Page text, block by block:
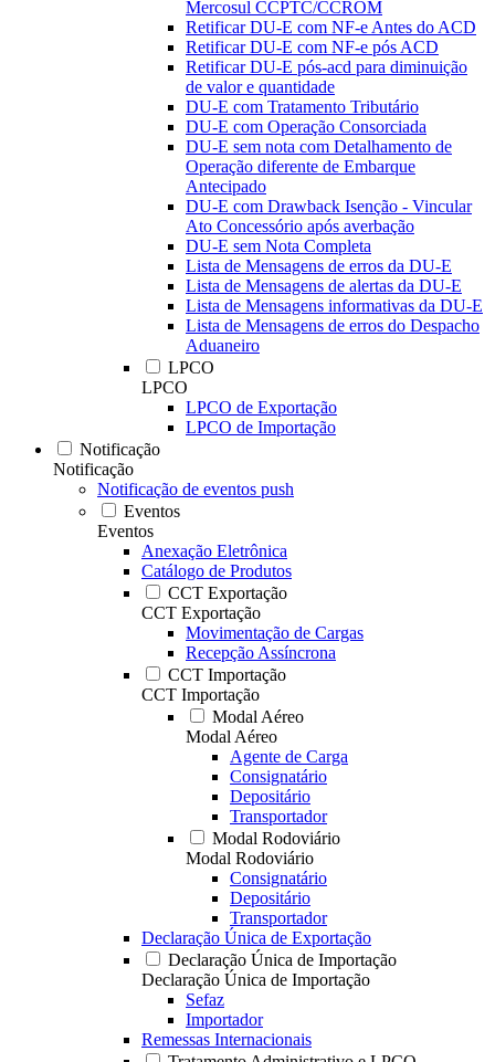
Mercosul CCPTC/CCROM
Retificar DU-E com NF-e Antes do ACD
Retificar DU-E com NF-e pós ACD
Retificar DU-E pós-acd para diminuição
de valor e quantidade
DU-E com Tratamento Tributário
DU-E com Operação Consorciada
DU-E sem nota com Detalhamento de
Operação diferente de Embarque
Antecipado
DU-E com Drawback Isenção - Vincular
Ato Concessório após averbação
DU-E sem Nota Completa
Lista de Mensagens de erros da DU-E
Lista de Mensagens de alertas da DU-E
Lista de Mensagens informativas da DU-E
Lista de Mensagens de erros do Despacho
Aduaneiro
LPCO
LPCO
LPCO de Exportação
LPCO de Importação
Notificação
Notificação
Notificação de eventos push
Eventos
Eventos
Anexação Eletrônica
Catálogo de Produtos
CCT Exportação
CCT Exportação
Movimentação de Cargas
Recepção Assíncrona
CCT Importação
CCT Importação
Modal Aéreo
Modal Aéreo
Agente de Carga
Consignatário
Depositário
Transportador
Modal Rodoviário
Modal Rodoviário
Consignatário
Depositário
Transportador
Declaração Única de Exportação
Declaração Única de Importação
Declaração Única de Importação
Sefaz
Importador
Remessas Internacionais